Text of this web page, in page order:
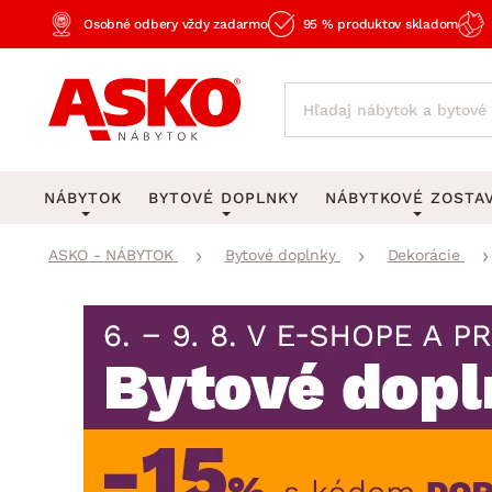
Osobné odbery vždy zadarmo 95 % produktov skladom
NÁBYTOK
Obývacia izba
Spálňa
Pracovňa a kancelária
BYTOVÉ DOPLNKY
KOBERCE
Veľké a stredné koberce
Behúne a malé koberce
Detské koberce
Kúpeľňové predložky
OSVETLENIE
Stolové lampy a
Stropné osvetlenie
Lustre a závesné
Stojacie lampy
NÁBYTKOVÉ
Obývacie
Spálňové
Kancelárske
Kuchynské
Detské
ASKO - NÁBYTOK Bytové doplnky Dekorácie